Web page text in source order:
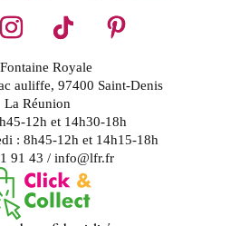
Royale
auliffe, 97400 Saint-Denis
La Réunion
12h et 14h30-18h
: 8h45-12h et 14h15-18h
91 43 / info@lfr.fr